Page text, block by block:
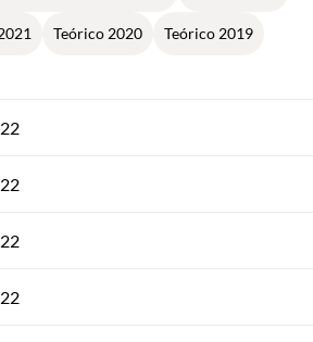
Teórico 2020 Teórico 2019